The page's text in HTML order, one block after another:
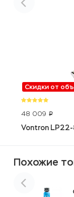
Скидки от
48 009 p
Vontron
Похожие